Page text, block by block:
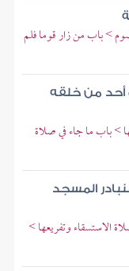
> باب من زار قوما فلم
أحد من خلقه
> باب ما جاء في صلاة
المسجد
الاستسقاء وتفريعها >